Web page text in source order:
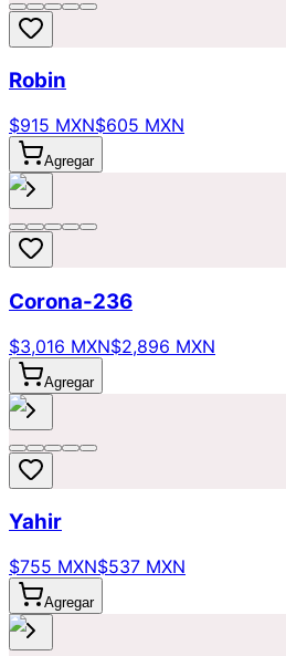
Robin
$915 MXN$605 MXN
Agregar
Corona-236
$3,016 MXN$2,896 MXN
Agregar
Yahir
$755 MXN$537 MXN
Agregar